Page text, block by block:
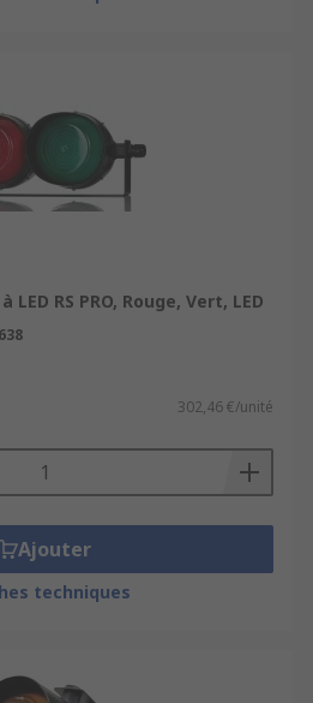
RS PRO, Rouge, Vert, LED
302,46 €/unité
Ajouter
techniques